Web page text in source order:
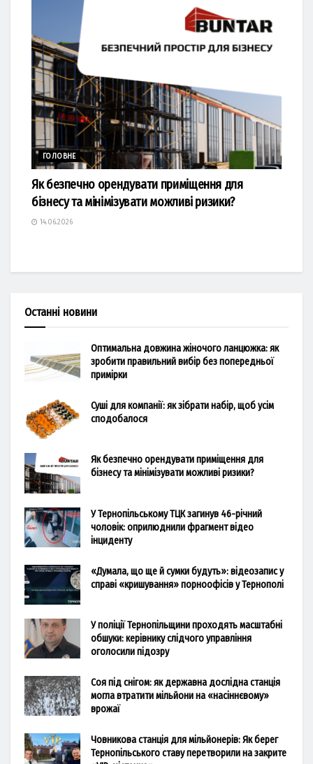
ГОЛОВНЕ
Як безпечно орендувати приміщення для
бізнесу та мінімізувати можливі ризики?
14.06.2026
Останні новини
Оптимальна довжина жіночого ланцюжка: як
зробити правильний вибір без попередньої
примірки
Суші для компанії: як зібрати набір, щоб усім
сподобалося
Як безпечно орендувати приміщення для
бізнесу та мінімізувати можливі ризики?
У Тернопільському ТЦК загинув 46-річний
чоловік: оприлюднили фрагмент відео
інциденту
«Думала, що ще й сумки будуть»: відеозапис у
справі «кришування» порноофісів у Тернополі
У поліції Тернопільщини проходять масштабні
обшуки: керівнику слідчого управління
оголосили підозру
Соя під снігом: як державна дослідна станція
могла втратити мільйони на «насіннєвому»
врожаї
Човникова станція для мільйонерів: Як берег
Тернопільського ставу перетворили на закрите